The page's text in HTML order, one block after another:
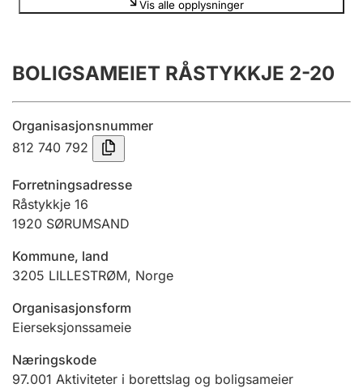
Årsregnskap
Innsending og forsinkelsesgebyr
Tinglysing
Jeger
Ektepaktveileder
Offentlig sektor
Vis alle opplysninger
BOLIGSAMEIET RÅSTYKKJE 2-20
Organisasjonsnummer
812 740 792
Forretningsadresse
Råstykkje 16
1920 SØRUMSAND
Kommune, land
3205 LILLESTRØM, Norge
Organisasjonsform
Eierseksjonssameie
Næringskode
97.001 Aktiviteter i borettslag og boligsameier